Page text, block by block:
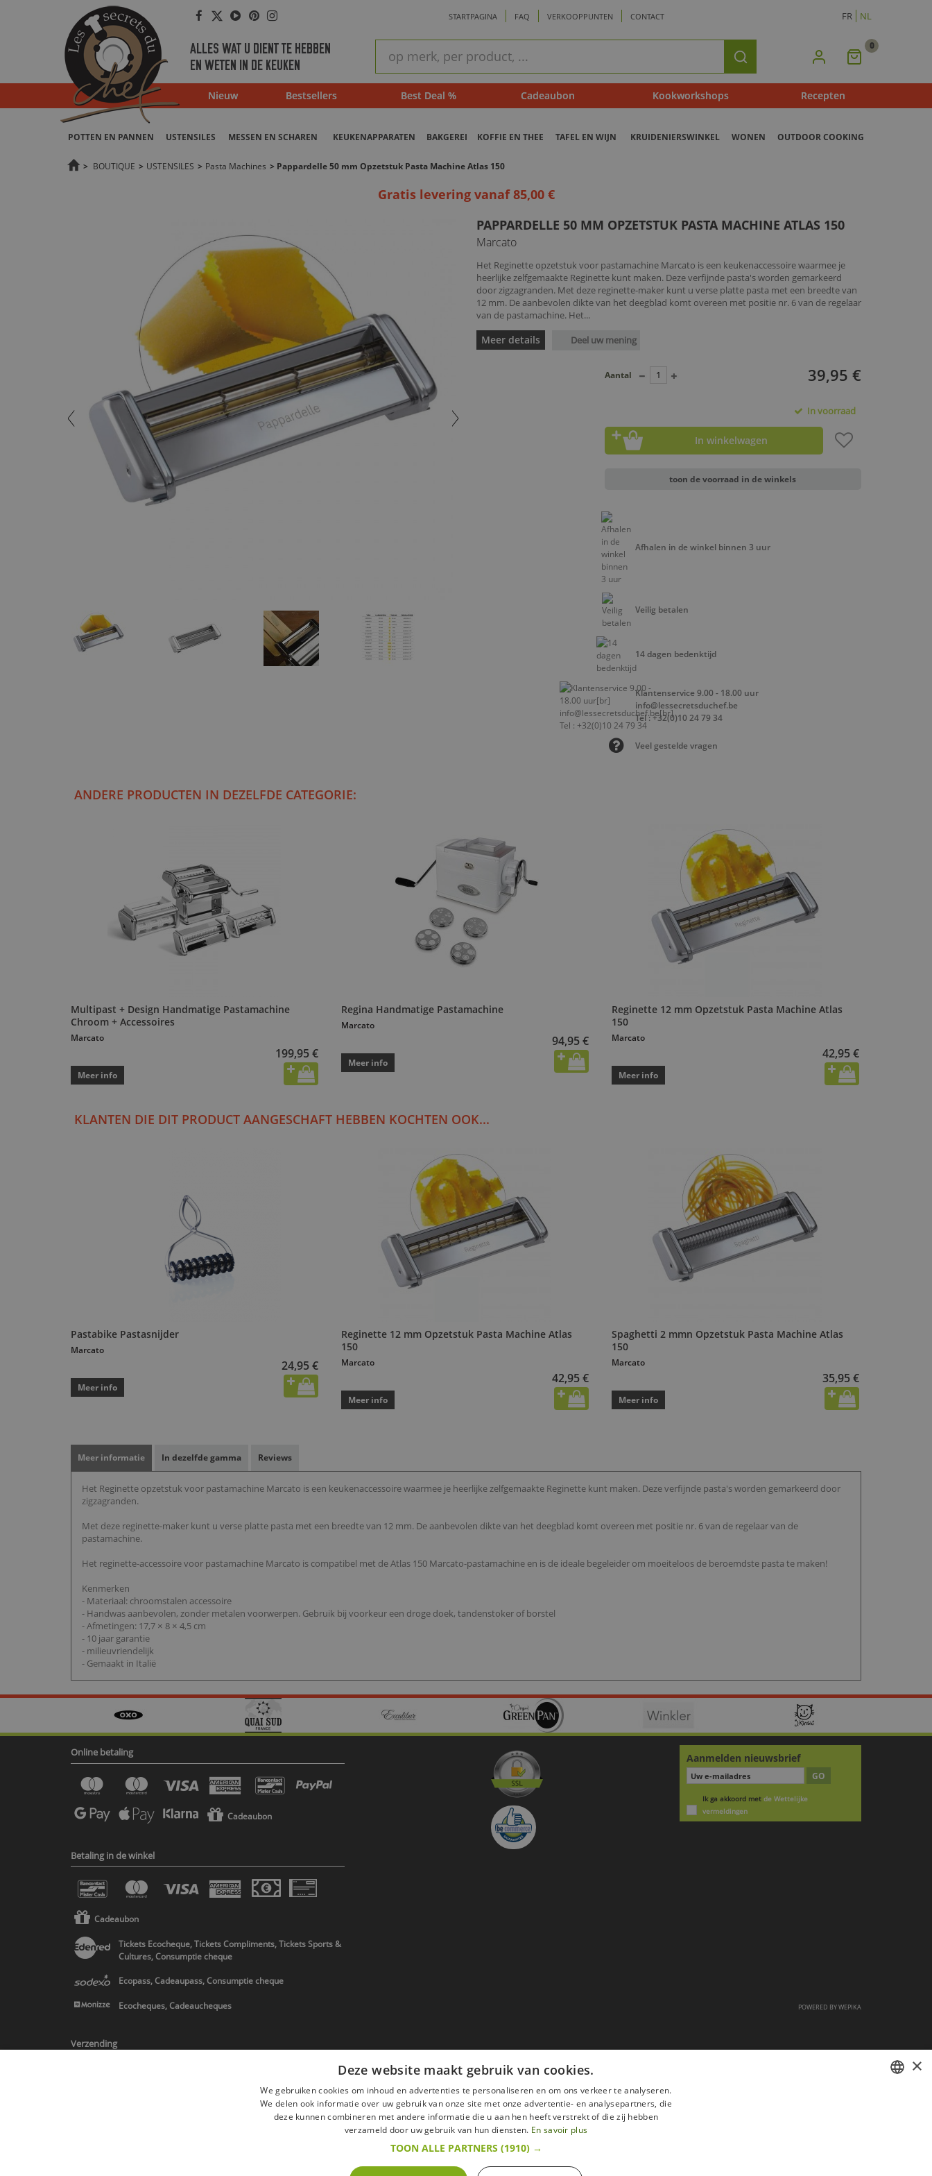
Facebook
Twitter
Youtube
Pinterest
Instagram STARTPAGINA FAQ VERKOOPPUNTEN CONTACT FR NL
ALLES WAT U DIENT TE HEBBEN
EN WETEN IN DE KEUKEN
zoeken
Zoeken Mijn
0
Nieuw Bestsellers Best Deal % Cadeaubon Kookworkshops Recepten
POTTEN EN PANNEN USTENSILES MESSEN EN SCHAREN KEUKENAPPARATEN BAKGEREI KOFFIE EN THEE TAFEL EN WIJN KRUIDENIERSWINKEL WONEN OUTDOOR COOKING
> BOUTIQUE > USTENSILES > Pasta Machines > Pappardelle 50 mm Opzetstuk Pasta Machine Atlas 150
Gratis levering vanaf 85,00 €
PAPPARDELLE 50 MM OPZETSTUK PASTA MACHINE ATLAS 150
Marcato
Het Reginette opzetstuk voor pastamachine Marcato is een keukenaccessoire waarmee je
heerlijke zelfgemaakte Reginette kunt maken. Deze verfijnde pasta's worden gemarkeerd
door zigzagranden. Met deze reginette-maker kunt u verse platte pasta met een breedte van
12 mm. De aanbevolen dikte van het deegblad komt overeen met positie nr. 6 van de regelaar
van de pastamachine. Het...
Meer details Deel uw mening
39,95 €
Aantal
In voorraad
In winkelwagen
toon de voorraad in de winkels
Afhalen in de winkel binnen 3 uur
Veilig betalen
14 dagen bedenktijd
Klantenservice 9.00 - 18.00 uur
info@lessecretsduchef.be
Tel : +32(0)10 24 79 34
Veel gestelde vragen
ANDERE PRODUCTEN IN DEZELFDE CATEGORIE:
Multipast + Design Handmatige Pastamachine
Chroom + Accessoires
Marcato
199,95 €
Meer info
Regina Handmatige Pastamachine
Marcato
94,95 €
Meer info
Reginette 12 mm Opzetstuk Pasta Machine Atlas
150
Marcato
42,95 €
Meer info
KLANTEN DIE DIT PRODUCT AANGESCHAFT HEBBEN KOCHTEN OOK...
Pastabike Pastasnijder
Marcato
24,95 €
Meer info
Reginette 12 mm Opzetstuk Pasta Machine Atlas
150
Marcato
42,95 €
Meer info
Spaghetti 2 mmn Opzetstuk Pasta Machine Atlas
150
Marcato
35,95 €
Meer info
Meer informatie In dezelfde gamma Reviews
Het Reginette opzetstuk voor pastamachine Marcato is een keukenaccessoire waarmee je heerlijke zelfgemaakte Reginette kunt maken. Deze verfijnde pasta's worden gemarkeerd door
zigzagranden.
Met deze reginette-maker kunt u verse platte pasta met een breedte van 12 mm. De aanbevolen dikte van het deegblad komt overeen met positie nr. 6 van de regelaar van de
pastamachine.
Het reginette-accessoire voor pastamachine Marcato is compatibel met de Atlas 150 Marcato-pastamachine en is de ideale begeleider om moeiteloos de beroemdste pasta te maken!
Kenmerken
- Materiaal: chroomstalen accessoire
- Handwas aanbevolen, zonder metalen voorwerpen. Gebruik bij voorkeur een droge doek, tandenstoker of borstel
- Afmetingen: 17,7 × 8 × 4,5 cm
- 10 jaar garantie
- milieuvriendelijk
- Gemaakt in Italië
Online betaling
Cadeaubon
Betaling in de winkel
Cadeaubon
Tickets Ecocheque, Tickets Compliments, Tickets Sports &
Cultures, Consumptie cheque
Ecopass, Cadeaupass, Consumptie cheque
Ecocheques, Cadeaucheques
Verzending
Aanmelden nieuwsbrief
GO
Ik ga akkoord met de Wettelijke
vermeldingen
POWERED BYWEPIKA
×
Deze website maakt gebruik van cookies.
We gebruiken cookies om inhoud en advertenties te personaliseren en om ons verkeer te analyseren.
We delen ook informatie over uw gebruik van onze site met onze advertentie- en analysepartners, die
deze kunnen combineren met andere informatie die u aan hen heeft verstrekt of die zij hebben
verzameld door uw gebruik van hun diensten. En savoir plus
TOON ALLE PARTNERS (1910) →